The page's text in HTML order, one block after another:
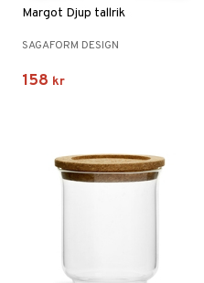
Margot Djup tallrik
SAGAFORM DESIGN
158 kr